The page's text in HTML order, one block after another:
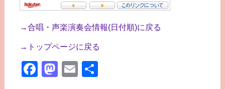
→合唱・声楽演奏会情報(日付順)に戻る
→トップページに戻る
Facebook
Mastodon
Email